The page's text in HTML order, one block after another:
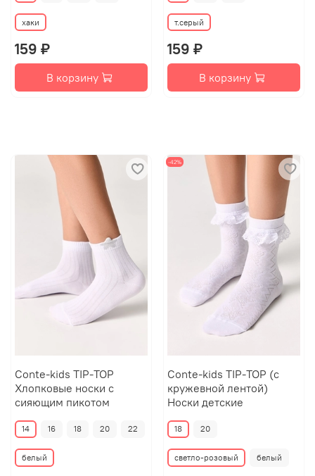
хаки
159 ₽
В корзину
т.серый
159 ₽
В корзину
Conte-kids TIP-TOP
Хлопковые носки с
сияющим пикотом
14 16 18 20 22
белый
-42%
Conte-kids TIP-TOP (с
кружевной лентой)
Носки детские
18 20
светло-розовый белый